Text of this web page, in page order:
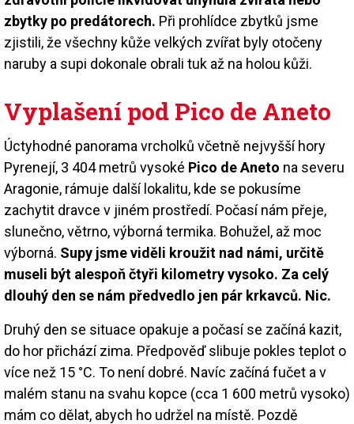
zbytky po predátorech. Při prohlídce zbytků jsme
zjistili, že všechny kůže velkých zvířat byly otočeny
naruby a supi dokonale obrali tuk až na holou kůži.
Vyplašení pod Pico de Aneto
Úctyhodné panorama vrcholků včetně nejvyšší hory
Pyrenejí, 3 404 metrů vysoké Pico de Aneto na severu
Aragonie, rámuje další lokalitu, kde se pokusíme
zachytit dravce v jiném prostředí. Počasí nám přeje,
slunečno, větrno, výborná termika. Bohužel, až moc
výborná. Supy jsme viděli kroužit nad námi, určitě
museli být alespoň čtyři kilometry vysoko. Za celý
dlouhý den se nám předvedlo jen pár krkavců. Nic.
Druhý den se situace opakuje a počasí se začíná kazit,
do hor přichází zima. Předpověď slibuje pokles teplot o
více než 15 °C. To není dobré. Navíc začíná fučet a v
malém stanu na svahu kopce (cca 1 600 metrů vysoko)
mám co dělat, abych ho udržel na místě. Pozdě